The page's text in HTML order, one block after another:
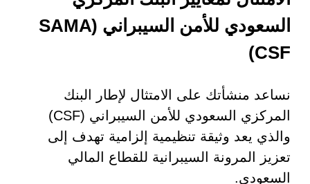
المعلومات
السعودي للأمن السيبراني (SAMA
CSF)
نساعد منشأتك على الامتثال لإطار البنك
المركزي السعودي للأمن السيبراني (CSF)
والذي يعد وثيقة تنظيمية إلزامية تهدف إلى
تعزيز المرونة السيبرانية للقطاع المالي
السعودي.